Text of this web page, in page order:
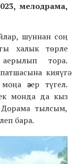
мелодрама,
шуннан соң
халык төрле
аерылып тора.
кияүгә
әзер түгел.
монда да кыз
тылсым,
бара.